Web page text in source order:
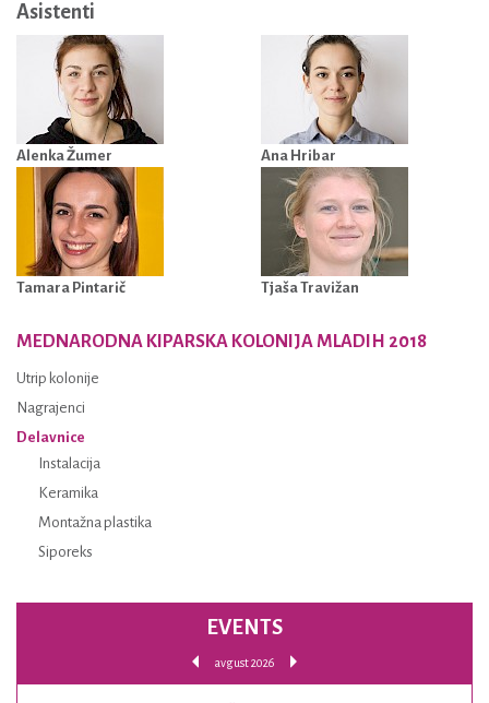
Asistenti
Alenka Žumer Ana Hribar
Tamara Pintarič Tjaša Travižan
MEDNARODNA KIPARSKA KOLONIJA MLADIH 2018
Utrip kolonije
Nagrajenci
Delavnice
Instalacija
Keramika
Montažna plastika
Siporeks
EVENTS
avgust 2026